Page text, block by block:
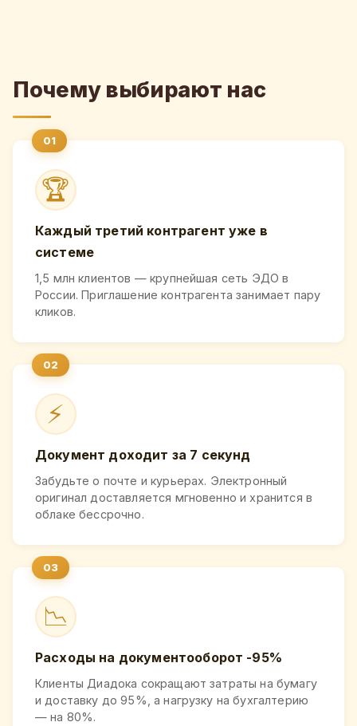
Почему выбирают нас
🏆
Каждый третий контрагент уже в
системе
1,5 млн клиентов — крупнейшая сеть ЭДО в
России. Приглашение контрагента занимает пару
кликов.
⚡
Документ доходит за 7 секунд
Забудьте о почте и курьерах. Электронный
оригинал доставляется мгновенно и хранится в
облаке бессрочно.
📉
Расходы на документооборот -95%
Клиенты Диадока сокращают затраты на бумагу
и доставку до 95%, а нагрузку на бухгалтерию
— на 80%.